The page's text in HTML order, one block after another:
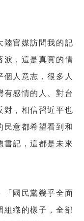
陸官媒訪問我的記
淚，這是真實的情
人意志，很多人
有感情的人、對台
對，相信習近平也
民意都希望看到和
書記，這都是未來
「國民黨幾乎全面
組織的樣子，全部